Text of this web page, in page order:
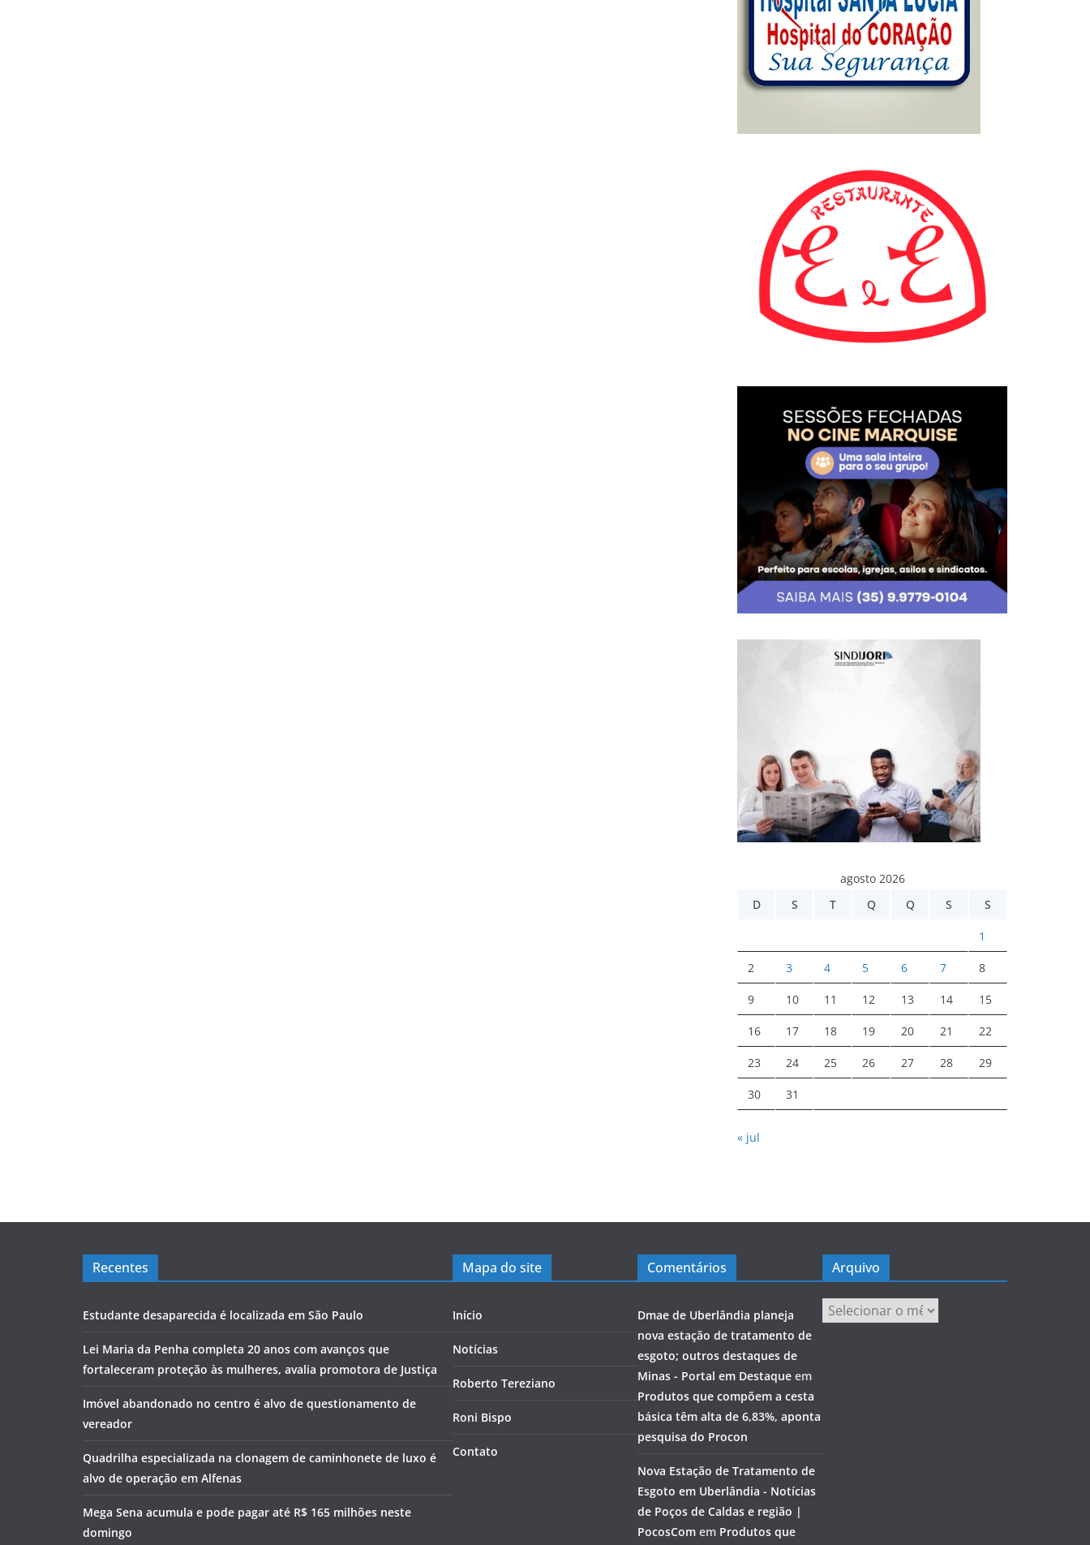
agosto 2026
D
S T Q Q S S
1
2 3 4 5 6 7 8
9 10 11 12 13 14 15
16 17 18 19 20 21 22
23 24 25 26 27 28 29
30 31
« jul
Recentes
Estudante desaparecida é localizada em São Paulo
Lei Maria da Penha completa 20 anos com avanços que
fortaleceram proteção às mulheres, avalia promotora de Justiça
Imóvel abandonado no centro é alvo de questionamento de
vereador
Quadrilha especializada na clonagem de caminhonete de luxo é
alvo de operação em Alfenas
Mega Sena acumula e pode pagar até R$ 165 milhões neste
domingo
Mapa do site
Início
Notícias
Roberto Tereziano
Roni Bispo
Contato
Comentários
Dmae de Uberlândia planeja
nova estação de tratamento de
esgoto; outros destaques de
Minas - Portal em Destaque em
Produtos que compõem a cesta
básica têm alta de 6,83%, aponta
pesquisa do Procon
Nova Estação de Tratamento de
Esgoto em Uberlândia - Notícias
de Poços de Caldas e região |
PocosCom em Produtos que
Arquivo
Arquivo